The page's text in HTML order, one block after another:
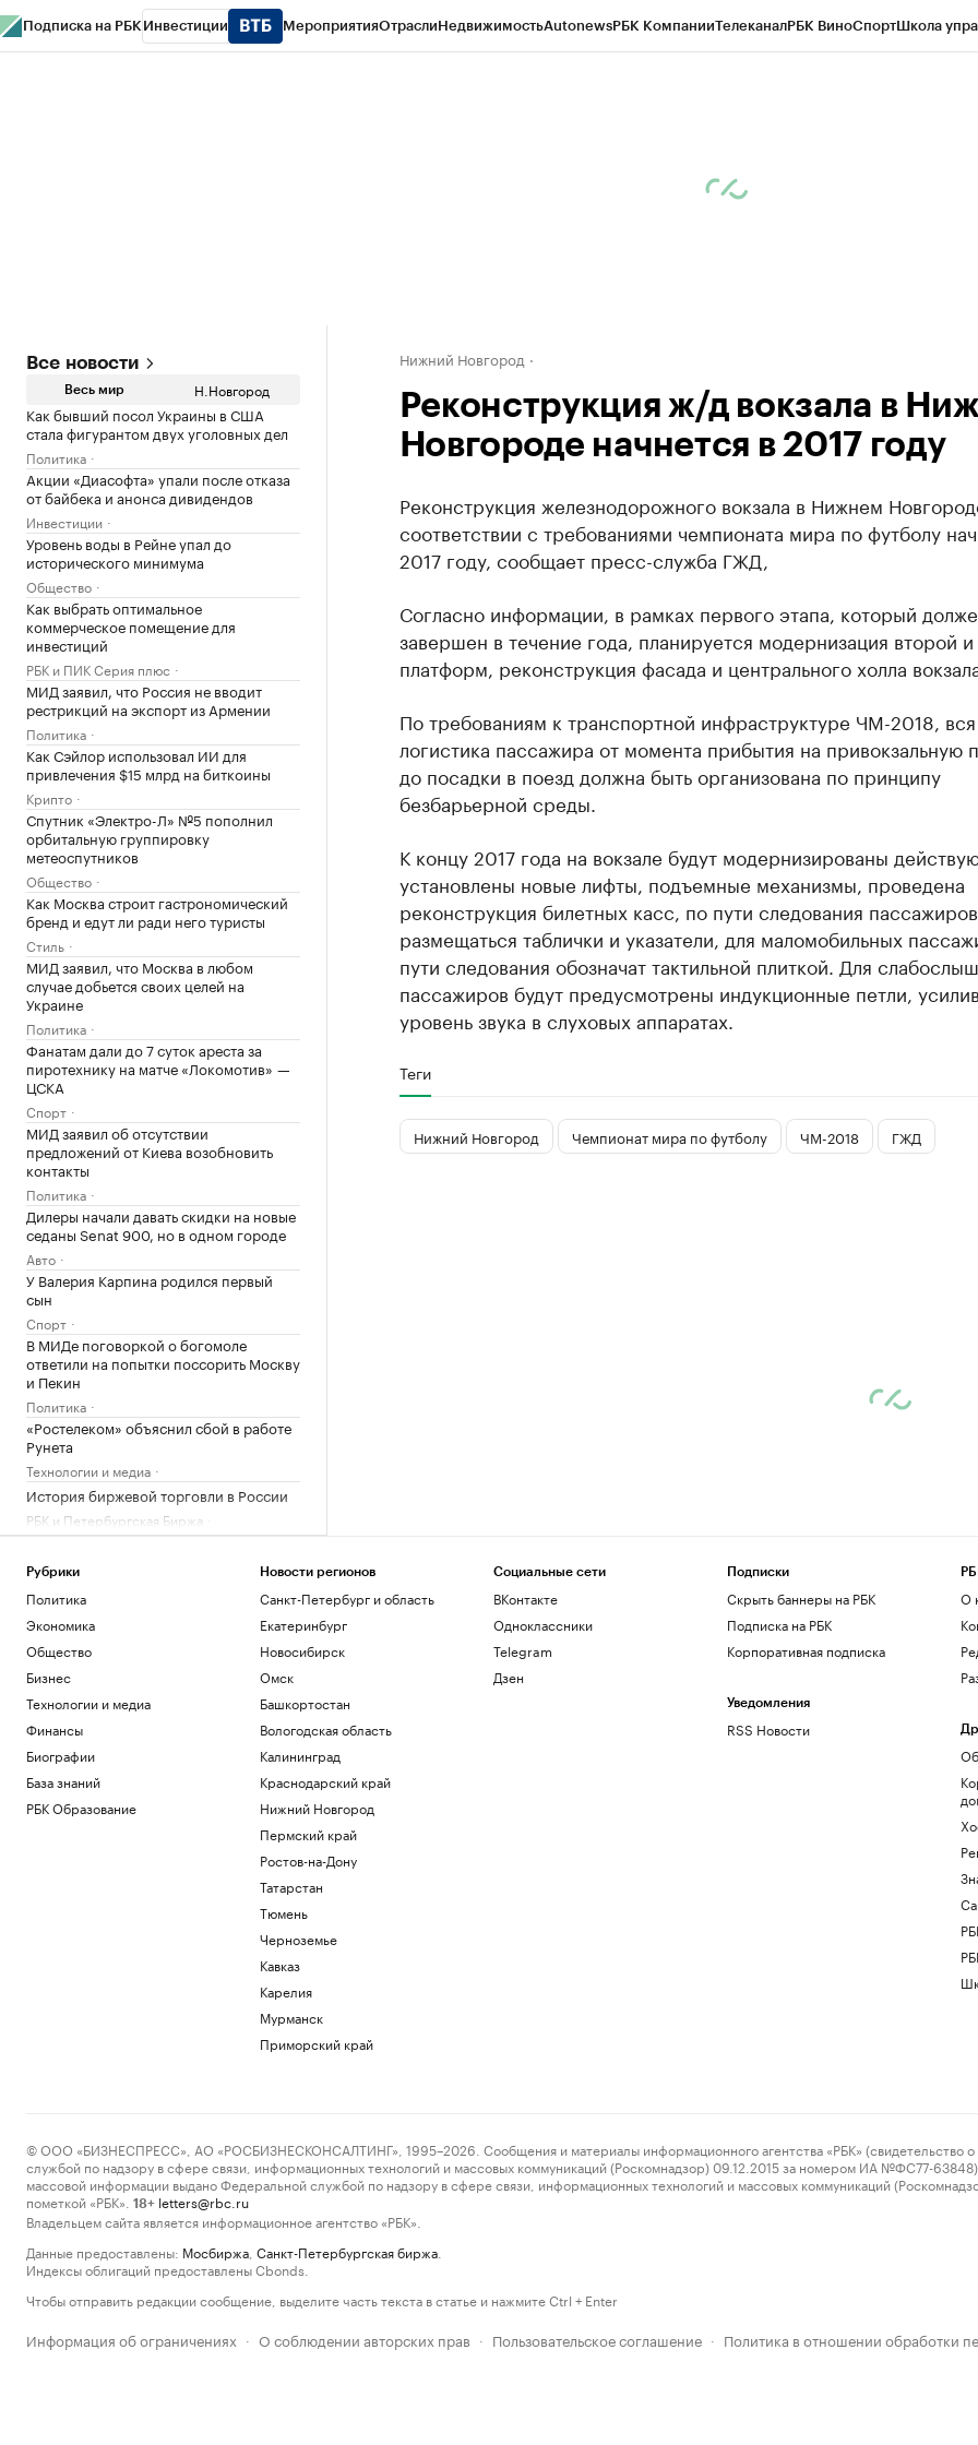
Подписка на РБК Инвестиции МероприятияОтраслиНедвижимостьAutonewsРБК КомпанииТелеканалРБК ВиноСпортШкола
Все новости
Весь мир Н.Новгород
Как бывший посол Украины в США
стала фигурантом двух уголовных дел
Политика
Акции «Диасофта» упали после отказа
от байбека и анонса дивидендов
Инвестиции
Уровень воды в Рейне упал до
исторического минимума
Общество
Как выбрать оптимальное
коммерческое помещение для
инвестиций
РБК и ПИК Серия плюс
МИД заявил, что Россия не вводит
рестрикций на экспорт из Армении
Политика
Как Сэйлор использовал ИИ для
привлечения $15 млрд на биткоины
Крипто
Спутник «Электро-Л» №5 пополнил
орбитальную группировку
метеоспутников
Общество
Как Москва строит гастрономический
бренд и едут ли ради него туристы
Стиль
МИД заявил, что Москва в любом
случае добьется своих целей на
Украине
Политика
Фанатам дали до 7 суток ареста за
пиротехнику на матче «Локомотив» —
ЦСКА
Спорт
МИД заявил об отсутствии
предложений от Киева возобновить
контакты
Политика
Дилеры начали давать скидки на новые
седаны Senat 900, но в одном городе
Авто
У Валерия Карпина родился первый
сын
Спорт
В МИДе поговоркой о богомоле
ответили на попытки поссорить Москву
и Пекин
Политика
«Ростелеком» объяснил сбой в работе
Рунета
Технологии и медиа
История биржевой торговли в России
РБК и Петербургская Биржа
Российские гимнастки поедут на ЧМ в
Спорт
В Москве упростили выдачу
разрешений на перемещение
строительных отходов
Бизнес
В Финляндии при попытке сварить
самогон в ванной взорвалась квартира
Общество
Один из крупнейших производителей
человекоподобных роботов выйдет на
IPO
Инвестиции
Нижний Новгород
Реконструкция ж/д вокзала в
Новгороде начнется в 2017 году
Реконструкция железнодорожного вокзала в Нижнем
соответствии с требованиями чемпионата мира по футболу
2017 году, сообщает пресс-служба ГЖД,
Согласно информации, в рамках первого этапа, который
завершен в течение года, планируется модернизация второй и
платформ, реконструкция фасада и центрального холла
По требованиям к транспортной инфраструктуре ЧМ-2018, вся
логистика пассажира от момента прибытия на привокзальную
до посадки в поезд должна быть организована по принципу
безбарьерной среды.
К концу 2017 года на вокзале будут модернизированы
установлены новые лифты, подъемные механизмы, проведена
реконструкция билетных касс, по пути следования
размещаться таблички и указатели, для маломобильных
пути следования обозначат тактильной плиткой. Для
пассажиров будут предусмотрены индукционные петли,
уровень звука в слуховых аппаратах.
Теги
Нижний Новгород Чемпионат мира по футболу ЧМ-2018 ГЖД
Рубрики
Политика
Экономика
Общество
Бизнес
Технологии и медиа
Финансы
Биографии
База знаний
РБК Образование
Новости регионов
Санкт-Петербург и область
Екатеринбург
Новосибирск
Омск
Башкортостан
Вологодская область
Калининград
Краснодарский край
Нижний Новгород
Пермский край
Ростов-на-Дону
Татарстан
Тюмень
Черноземье
Кавказ
Карелия
Мурманск
Приморский край
Социальные сети
ВКонтакте
Одноклассники
Telegram
Дзен
Подписки
Скрыть баннеры на РБК
Подписка на РБК
Корпоративная подписка
Уведомления
RSS Новости
О
© ООО «БИЗНЕСПРЕСС», АО «РОСБИЗНЕСКОНСАЛТИНГ», 1995–2026. Сообщения и материалы информационного агентства «РБК» (свидетельство о
службой по надзору в сфере связи, информационных технологий и массовых коммуникаций (Роскомнадзор) 09.12.2015 за номером ИА №ФС77-63848)
массовой информации выдано Федеральной службой по надзору в сфере связи, информационных технологий и массовых коммуникаций
пометкой «РБК».
18+ letters@rbc.ru
Владельцем сайта является информационное агентство «РБК».
Данные предоставлены: Мосбиржа Санкт-Петербургская биржа
Индексы облигаций предоставлены Cbonds.
Чтобы отправить редакции сообщение, выделите часть текста в статье и нажмите Ctrl + Enter
Информация об ограничениях · О соблюдении авторских прав · Пользовательское соглашение · Политика в отношении обработки